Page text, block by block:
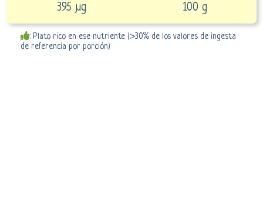
395 µg
100 g
: Plato rico en ese nutriente (>30% de los valores de ingesta
de referencia por porción)